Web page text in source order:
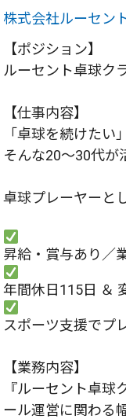
株式会社ルーセン
【ポジション】
ルーセント卓球ク
【仕事内容】
「卓球を続けた
そんな20～30代が
卓球プレーヤーと
スポーツ支援でプ
【業務内容】
『ルーセント卓
ール運営に関わる